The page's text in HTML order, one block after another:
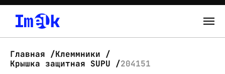
О нас
Главная
Клеммники
Крышка защитная SUPU
204151